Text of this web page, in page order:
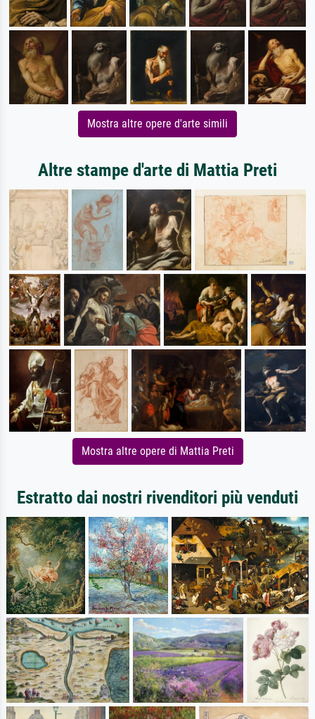
Mostra altre opere d'arte simili
Altre stampe d'arte di Mattia Preti
Mostra altre opere di Mattia Preti
Estratto dai nostri rivenditori più venduti